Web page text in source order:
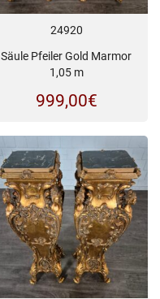
24920
Säule Pfeiler Gold Marmor
1,05 m
999,00€